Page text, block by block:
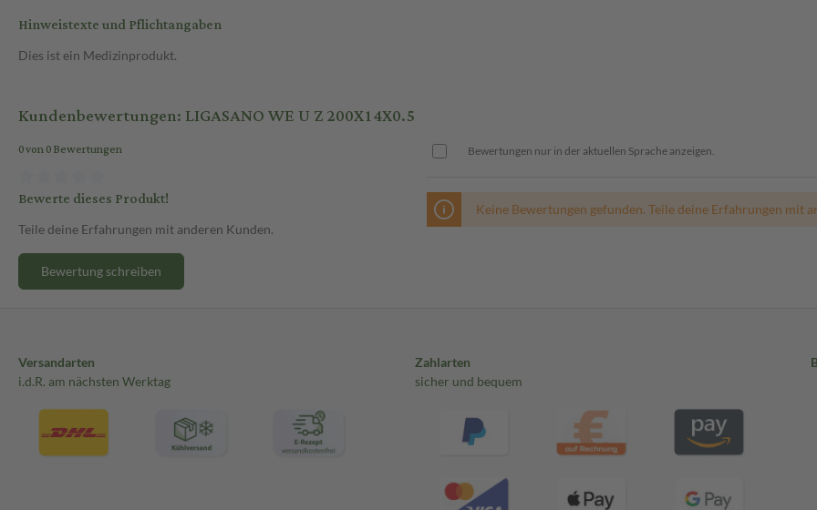
Hinweistexte und Pflichtangaben
Dies ist ein Medizinprodukt.
Kundenbewertungen: LIGASANO WE U Z 200X14X0.5
0 von 0 Bewertungen
Bewerte dieses Produkt!
Teile deine Erfahrungen mit anderen Kunden.
Bewertung schreiben
Bewertungen nur in der aktuellen Sprache anzeigen.
Keine Bewertungen gefunden. Teile deine Erfahrungen mit
Versandarten
i.d.R. am nächsten Werktag
Zahlarten
sicher und bequem